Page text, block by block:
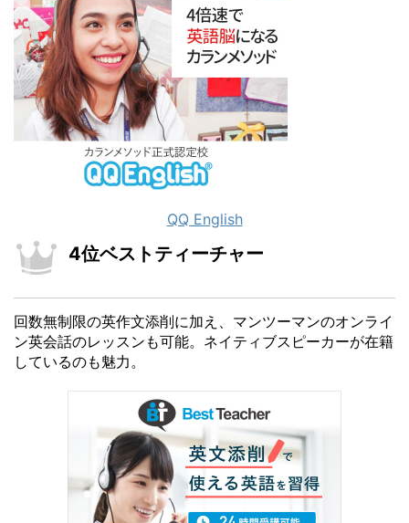
QQ English
4位ベストティーチャー
回数無制限の英作文添削に加え、マンツーマンのオンライ
ン英会話のレッスンも可能。ネイティブスピーカーが在籍
しているのも魅力。